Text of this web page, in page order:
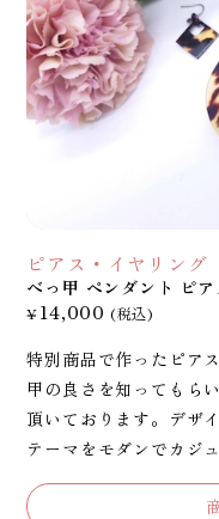
ピアス・イヤリング
べっ甲 ペンダント ピ
¥14,000 (税込)
特別商品で作ったピア
甲の良さを知ってもら
頂いております。デザ
テーマをモダンでカジ